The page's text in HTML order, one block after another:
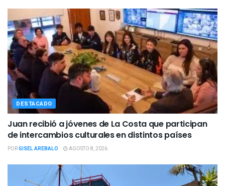
DESTACADO
Juan recibió a jóvenes de La Costa que participan
de intercambios culturales en distintos países
PORGISEL AREBALO AGOSTO 8, 2026